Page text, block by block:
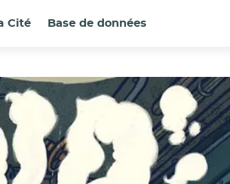
Cité Base de données